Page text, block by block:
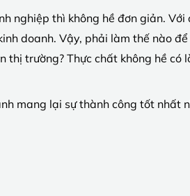
nghiệp thì không hề đơn giản. Với
doanh. Vậy, phải làm thế nào
trường? Thực chất không hề có
mang lại sự thành công tốt nhất